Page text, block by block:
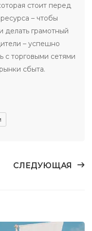
стоит перед
– чтобы
делать грамотный
– успешно
с торговыми сетями
сбыта.
СЛЕДУЮЩАЯ